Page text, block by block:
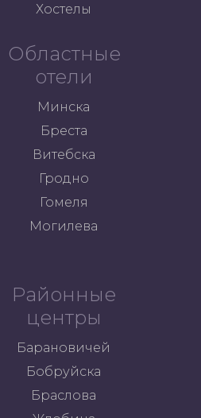
Хостелы
Областные
отели
Минска
Бреста
Витебска
Гродно
Гомеля
Могилева
Районные
центры
Барановичей
Бобруйска
Браслова